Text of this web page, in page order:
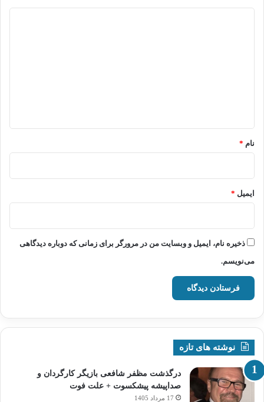
نام *
ایمیل *
ذخیره نام، ایمیل و وبسایت من در مرورگر برای زمانی که دوباره دیدگاهی
می‌نویسم.
نوشته های تازه
درگذشت مظفر شافعی بازیگر کارگردان و
صداپیشه پیشکسوت + علت فوت
17 مرداد 1405